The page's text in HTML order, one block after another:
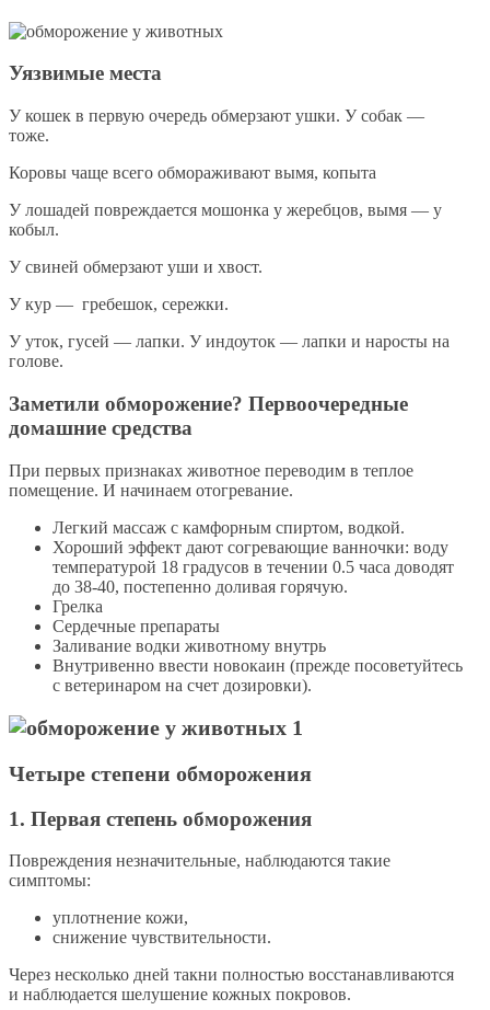
Уязвимые места
У кошек в первую очередь обмерзают ушки. У собак —
тоже.
Коровы чаще всего обмораживают вымя, копыта
У лошадей повреждается мошонка у жеребцов, вымя — у
кобыл.
У свиней обмерзают уши и хвост.
У кур — гребешок, сережки.
У уток, гусей — лапки. У индоуток — лапки и наросты на
голове.
Заметили обморожение? Первоочередные
домашние средства
При первых признаках животное переводим в теплое
помещение. И начинаем отогревание.
Легкий массаж с камфорным спиртом, водкой.
Хороший эффект дают согревающие ванночки: воду
температурой 18 градусов в течении 0.5 часа доводят
до 38-40, постепенно доливая горячую.
Грелка
Сердечные препараты
Заливание водки животному внутрь
Внутривенно ввести новокаин (прежде посоветуйтесь
с ветеринаром на счет дозировки).
Четыре степени обморожения
1. Первая степень обморожения
Повреждения незначительные, наблюдаются такие
симптомы:
уплотнение кожи,
снижение чувствительности.
Через несколько дней такни полностью восстанавливаются
и наблюдается шелушение кожных покровов.